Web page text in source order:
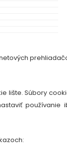
lište. Súbory
používanie